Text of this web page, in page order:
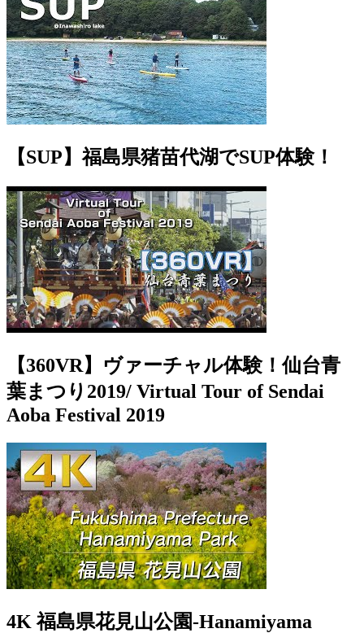
【SUP】福島県猪苗代湖でSUP体験！
【360VR】ヴァーチャル体験！仙台青
葉まつり2019/ Virtual Tour of Sendai
Aoba Festival 2019
4K 福島県花見山公園-Hanamiyama